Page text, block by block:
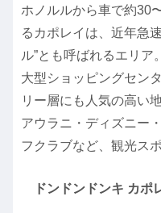
ホノルルから車で約30
るカポレイは、近年急
ル”とも呼ばれるエリア。
大型ショッピングセン
リー層にも人気の高い
アウラニ・ディズニー
フクラブなど、観光ス
ドンドンドンキ カポ